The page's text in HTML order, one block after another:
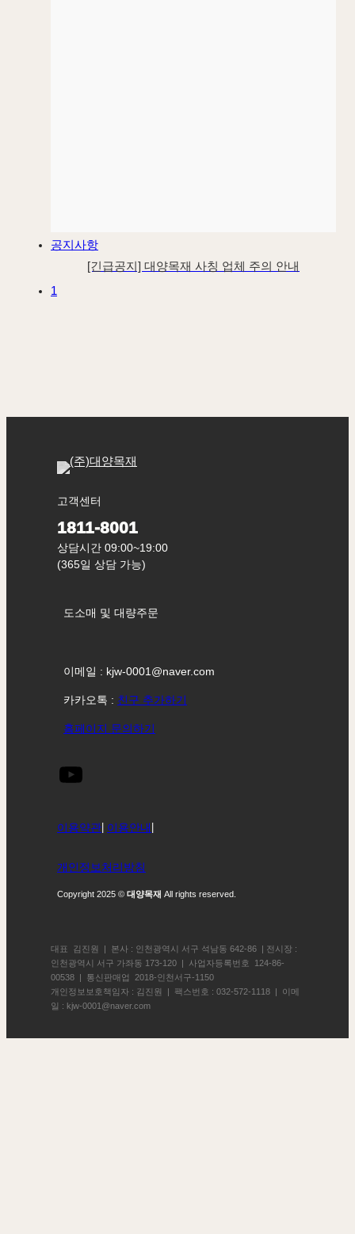
공지사항
[긴급공지] 대양목재 사칭 업체 주의 안내
1
고객센터
1811-8001
상담시간 09:00~19:00
(365일 상담 가능)
도소매 및 대량주문
이메일 : kjw-0001@naver.com
카카오톡 : 친구 추가하기
홈페이지 문의하기
이용약관| 이용안내 |
개인정보처리방침
Copyright 2025 © 대양목재 All rights reserved.
대표 김진원 | 본사 : 인천광역시 서구 석남동 642-86 | 전시장 :
인천광역시 서구 가좌동 173-120 | 사업자등록번호 124-86-
00538 | 통신판매업 2018-인천서구-1150
개인정보보호책임자 : 김진원 | 팩스번호 : 032-572-1118 | 이메
일 : kjw-0001@naver.com